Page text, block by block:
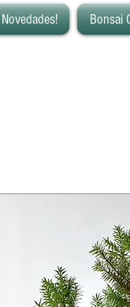
Novedades! Bonsai